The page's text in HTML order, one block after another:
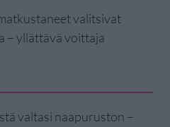
valitsivat
– yllättävä voittaja
valtasi naapuruston –